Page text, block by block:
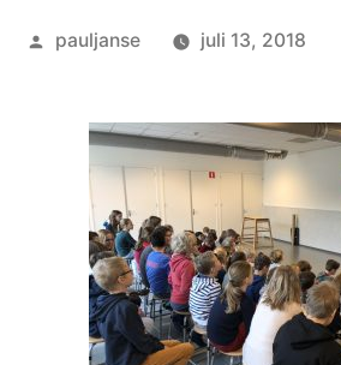
Geplaatst
pauljanse juli 13, 2018